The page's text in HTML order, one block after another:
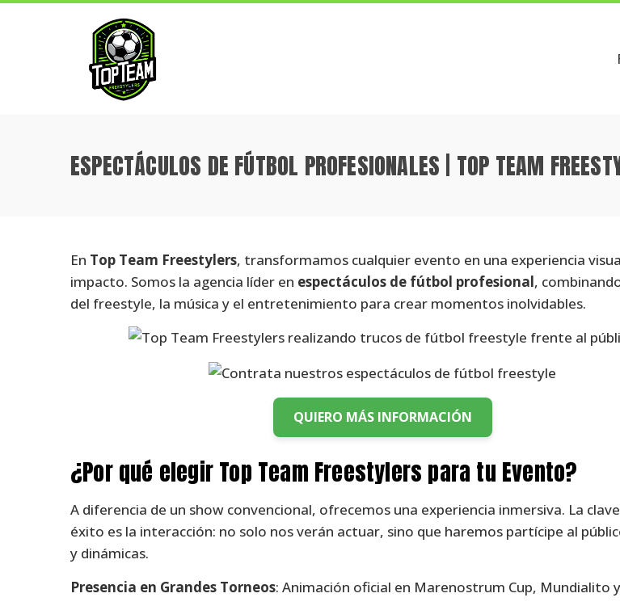
ESPECTÁCULOS DE FÚTBOL PROFESIONALES | TOP TEAM
En Top Team Freestylers, transformamos cualquier evento en una experiencia
impacto. Somos la agencia líder en espectáculos de fútbol profesional,
del freestyle, la música y el entretenimiento para crear momentos inolvidables.
QUIERO MÁS INFORMACIÓN
¿Por qué elegir Top Team Freestylers para tu Evento?
A diferencia de un show convencional, ofrecemos una experiencia inmersiva. La
éxito es la interacción: no solo nos verán actuar, sino que haremos partícipe al
y dinámicas.
Presencia en Grandes Torneos: Animación oficial en Marenostrum Cup, Mundialito